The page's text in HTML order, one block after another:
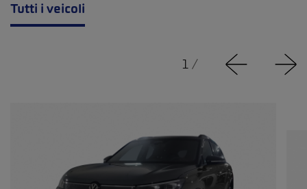
Tutti i veicoli
1 /